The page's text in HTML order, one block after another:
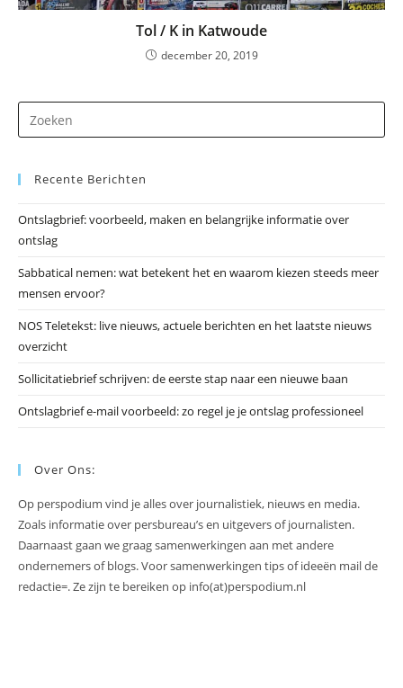
Tol / K in Katwoude
december 20, 2019
op
Recente Berichten
Ontslagbrief: voorbeeld, maken en belangrijke informatie over
ontslag
Sabbatical nemen: wat betekent het en waarom kiezen steeds meer
mensen ervoor?
NOS Teletekst: live nieuws, actuele berichten en het laatste nieuws
overzicht
Sollicitatiebrief schrijven: de eerste stap naar een nieuwe baan
Ontslagbrief e-mail voorbeeld: zo regel je je ontslag professioneel
Over Ons:
Op perspodium vind je alles over journalistiek, nieuws en media.
Zoals informatie over persbureau’s en uitgevers of journalisten.
Daarnaast gaan we graag samenwerkingen aan met andere
ondernemers of blogs. Voor samenwerkingen tips of ideeën mail de
redactie=. Ze zijn te bereiken op info(at)perspodium.nl